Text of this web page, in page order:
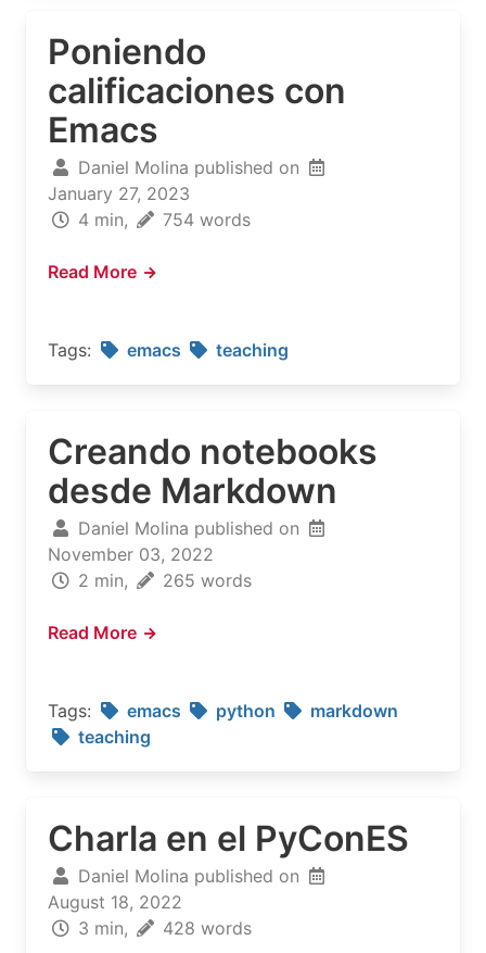
Poniendo
calificaciones con
Emacs
Daniel Molina published on
January 27, 2023
4 min,
754 words
Read More
Tags: emacs teaching
Creando notebooks
desde Markdown
Daniel Molina published on
November 03, 2022
2 min,
265 words
Read More
Tags: emacs python
markdown
teaching
Charla en el PyConES
Daniel Molina published on
August 18, 2022
3 min,
428 words